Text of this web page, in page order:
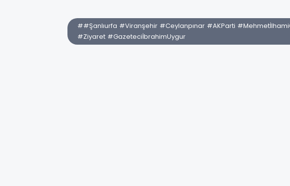
##Şanlıurfa #Viranşehir #Ceylanpınar #AKParti
#Ziyaret #GazeteciİbrahimUygur